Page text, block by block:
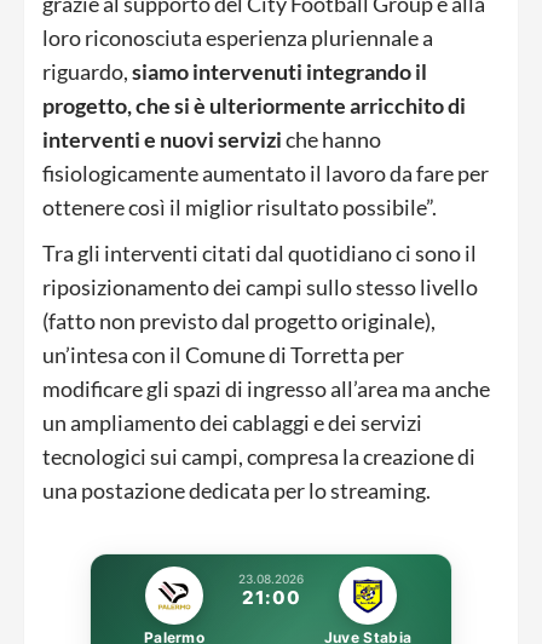
loro riconosciuta esperienza pluriennale a
riguardo,siamo intervenuti integrando il
progetto, che si è ulteriormente arricchito di
interventi e nuovi serviziche hanno
fisiologicamente aumentato il lavoro da fare per
ottenere così il miglior risultato possibile”.
Tra gli interventi citati dal quotidiano ci sono il
riposizionamento dei campi sullo stesso livello
(fatto non previsto dal progetto originale),
un’intesa con il Comune di Torretta per
modificare gli spazi di ingresso all’area ma anche
un ampliamento dei cablaggi e dei servizi
tecnologici sui campi, compresa la creazione di
una postazione dedicata per lo streaming.
23.08.2026
21:00
Palermo Juve Stabia